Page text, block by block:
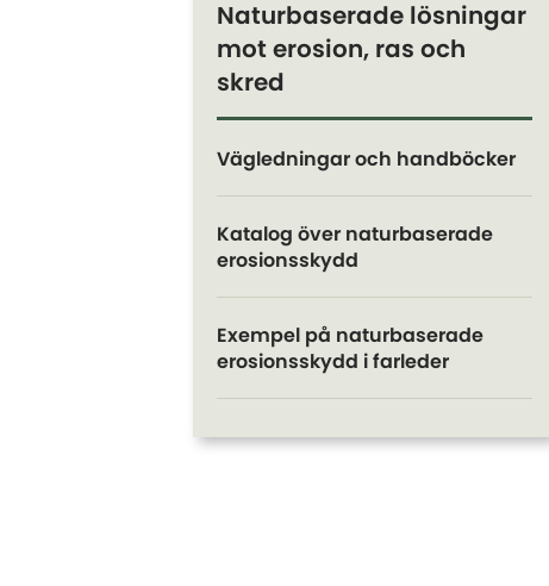
Naturbaserade lösningar
mot erosion, ras och
skred
Vägledningar och handböcker
Katalog över naturbaserade
erosionsskydd
Exempel på naturbaserade
erosionsskydd i farleder